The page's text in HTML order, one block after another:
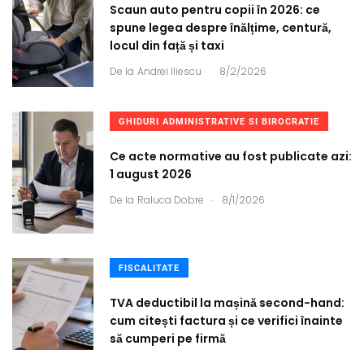
Scaun auto pentru copii în 2026: ce
spune legea despre înălțime, centură,
locul din față și taxi
De la Andrei Iliescu . 8/2/2026
GHIDURI ADMINISTRATIVE SI BIROCRATIE
Ce acte normative au fost publicate azi:
1 august 2026
De la Raluca Dobre . 8/1/2026
FISCALITATE
TVA deductibil la mașină second-hand:
cum citești factura și ce verifici înainte
să cumperi pe firmă